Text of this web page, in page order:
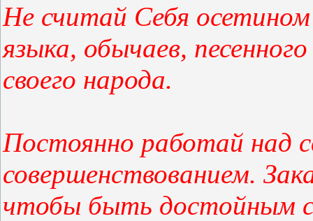
Не считай Себя
языка, обычаев,
своего народа.
Постоянно работай над
совершенствованием.
чтобы быть достойным